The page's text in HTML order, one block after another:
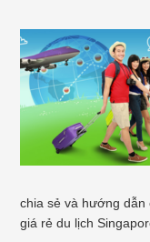
chia sẻ và hướng dẫn
giá rẻ du lịch